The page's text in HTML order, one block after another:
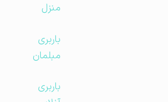
منزل
باربری
مبلمان
باربری